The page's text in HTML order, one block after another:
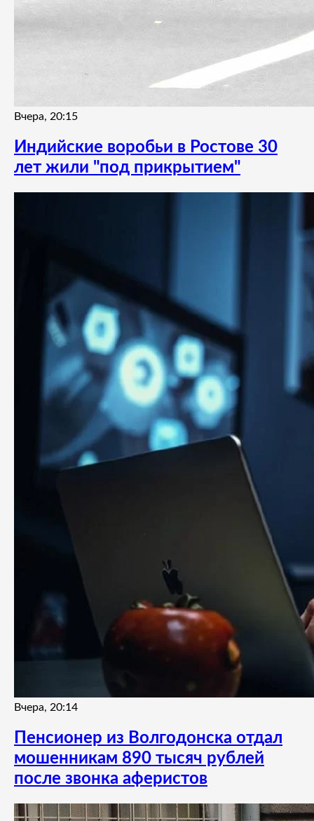
Вчера, 20:15
Индийские воробьи в Ростове 30
лет жили "под прикрытием"
Вчера, 20:14
Пенсионер из Волгодонска отдал
мошенникам 890 тысяч рублей
после звонка аферистов